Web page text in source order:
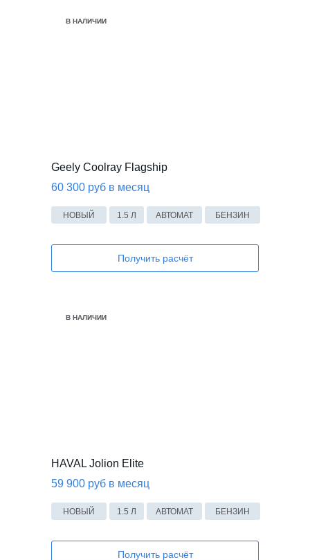
Geely Coolray Flagship
60 300 руб в месяц
1.5 Л АВТОМАТ БЕНЗИН
НОВЫЙ
HAVAL Jolion Elite
59 900 руб в месяц
1.5 Л АВТОМАТ БЕНЗИН
НОВЫЙ
Получить расчёт
Получить расчёт
В НАЛИЧИИ
В НАЛИЧИИ
В НАЛИЧИИ